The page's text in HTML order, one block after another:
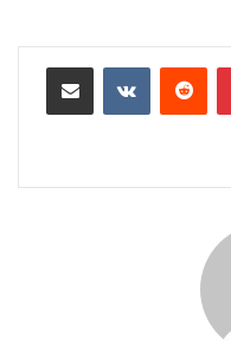
‫پین‌ترست‫رددیت ‫VKontakteاشتراک گذاری از طریق ایمیل